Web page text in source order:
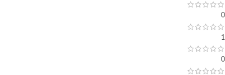
0
1
0